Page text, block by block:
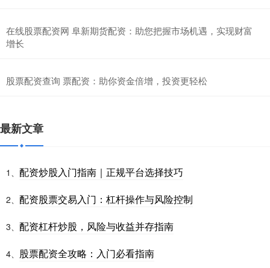
在线股票配资网 阜新期货配资：助您把握市场机遇，实现财富
增长
股票配资查询 票配资：助你资金倍增，投资更轻松
最新文章
1、 配资炒股入门指南｜正规平台选择技巧
2、 配资股票交易入门：杠杆操作与风险控制
3、 配资杠杆炒股，风险与收益并存指南
4、 股票配资全攻略：入门必看指南